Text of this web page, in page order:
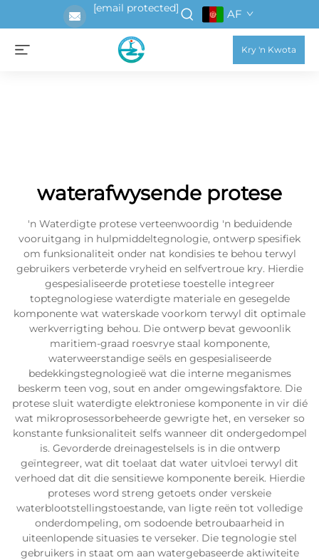
[email protected] AF
Kry 'n Kwota
waterafwysende protese
'n Waterdigte protese verteenwoordig 'n beduidende
vooruitgang in hulpmiddeltegnologie, ontwerp spesifiek
om funksionaliteit onder nat kondisies te behou terwyl
gebruikers verbeterde vryheid en selfvertroue kry. Hierdie
gespesialiseerde protetiese toestelle integreer
toptegnologiese waterdigte materiale en gesegelde
komponente wat waterskade voorkom terwyl dit optimale
werkverrigting behou. Die ontwerp bevat gewoonlik
maritiem-graad roesvrye staal komponente,
waterweerstandige seëls en gespesialiseerde
bedekkingstegnologieë wat die interne meganismes
beskerm teen vog, sout en ander omgewingsfaktore. Die
protese sluit waterdigte elektroniese komponente in vir dié
wat mikroprosessorbeheerde gewrigte het, en verseker so
konstante funksionaliteit selfs wanneer dit ondergedompel
is. Gevorderde dreinagestelsels is in die ontwerp
geïntegreer, wat dit toelaat dat water uitvloei terwyl dit
verhoed dat dit die sensitiewe komponente bereik. Hierdie
proteses word streng getoets onder verskeie
waterblootstellingstoestande, van ligte reën tot volledige
onderdompeling, om sodoende betroubaarheid in
uiteenlopende situasies te verseker. Die tegnologie stel
gebruikers in staat om aan watergebaseerde aktiwiteite